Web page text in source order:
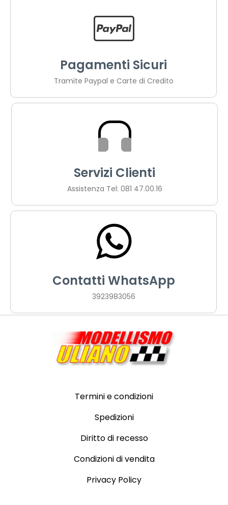
Pagamenti Sicuri
Tramite Paypal e Carte di Credito
Servizi Clienti
Assistenza Tel: 081 47.00.16
Contatti WhatsApp
3923983056
Termini e condizioni
Spedizioni
Diritto di recesso
Condizioni di vendita
Privacy Policy